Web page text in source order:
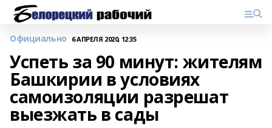
Официально 6 АПРЕЛЯ 2020, 12:35
Успеть за 90 минут: жителям
Башкирии в условиях
самоизоляции разрешат
выезжать в сады